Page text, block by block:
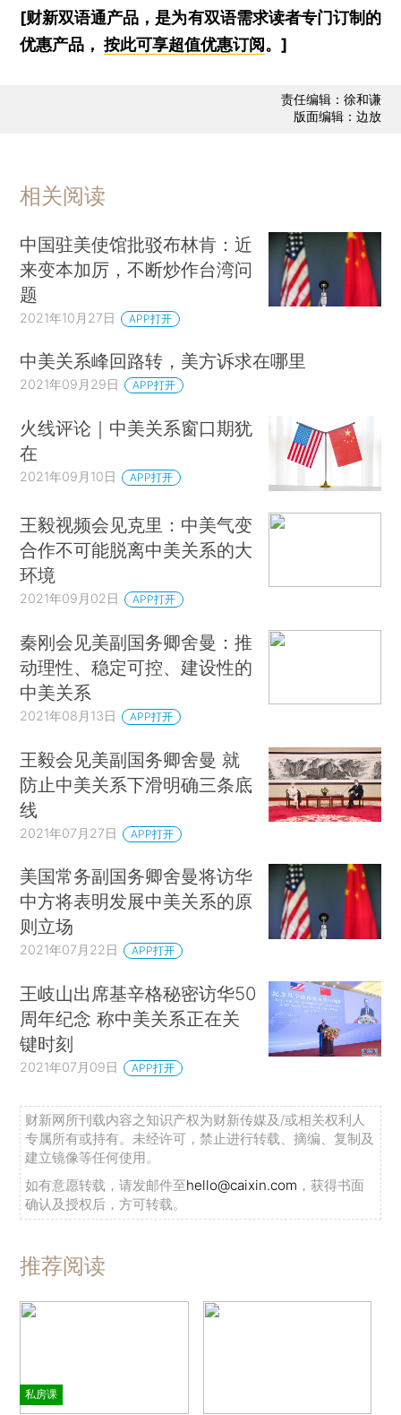
[财新双语通产品，是为有双语需求读者专门订制的
优惠产品，按此可享超值优惠订阅 。]
责任编辑：徐和谦
版面编辑：边放
相关阅读
中国驻美使馆批驳布林肯：近
来变本加厉，不断炒作台湾问
题
2021年10月27日 APP打开
中美关系峰回路转，美方诉求在哪里
2021年09月29日 APP打开
火线评论｜中美关系窗口期犹
在
2021年09月10日 APP打开
王毅视频会见克里：中美气变
合作不可能脱离中美关系的大
环境
2021年09月02日 APP打开
秦刚会见美副国务卿舍曼：推
动理性、稳定可控、建设性的
中美关系
2021年08月13日 APP打开
王毅会见美副国务卿舍曼 就
防止中美关系下滑明确三条底
线
2021年07月27日 APP打开
美国常务副国务卿舍曼将访华
中方将表明发展中美关系的原
则立场
2021年07月22日 APP打开
王岐山出席基辛格秘密访华50
周年纪念 称中美关系正在关
键时刻
2021年07月09日 APP打开
财新网所刊载内容之知识产权为财新传媒及/或相关权利人
专属所有或持有。未经许可，禁止进行转载、摘编、复制及
建立镜像等任何使用。
如有意愿转载，请发邮件至hello@caixin.com ，获得书面
确认及授权后，方可转载。
推荐阅读
私房课